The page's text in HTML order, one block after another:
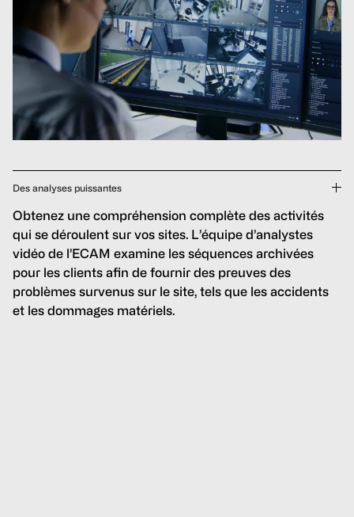
Des analyses puissantes
Obtenez une compréhension complète des activités
qui se déroulent sur vos sites. L’équipe d’analystes
vidéo de l’ECAM examine les séquences archivées
pour les clients afin de fournir des preuves des
problèmes survenus sur le site, tels que les accidents
et les dommages matériels.